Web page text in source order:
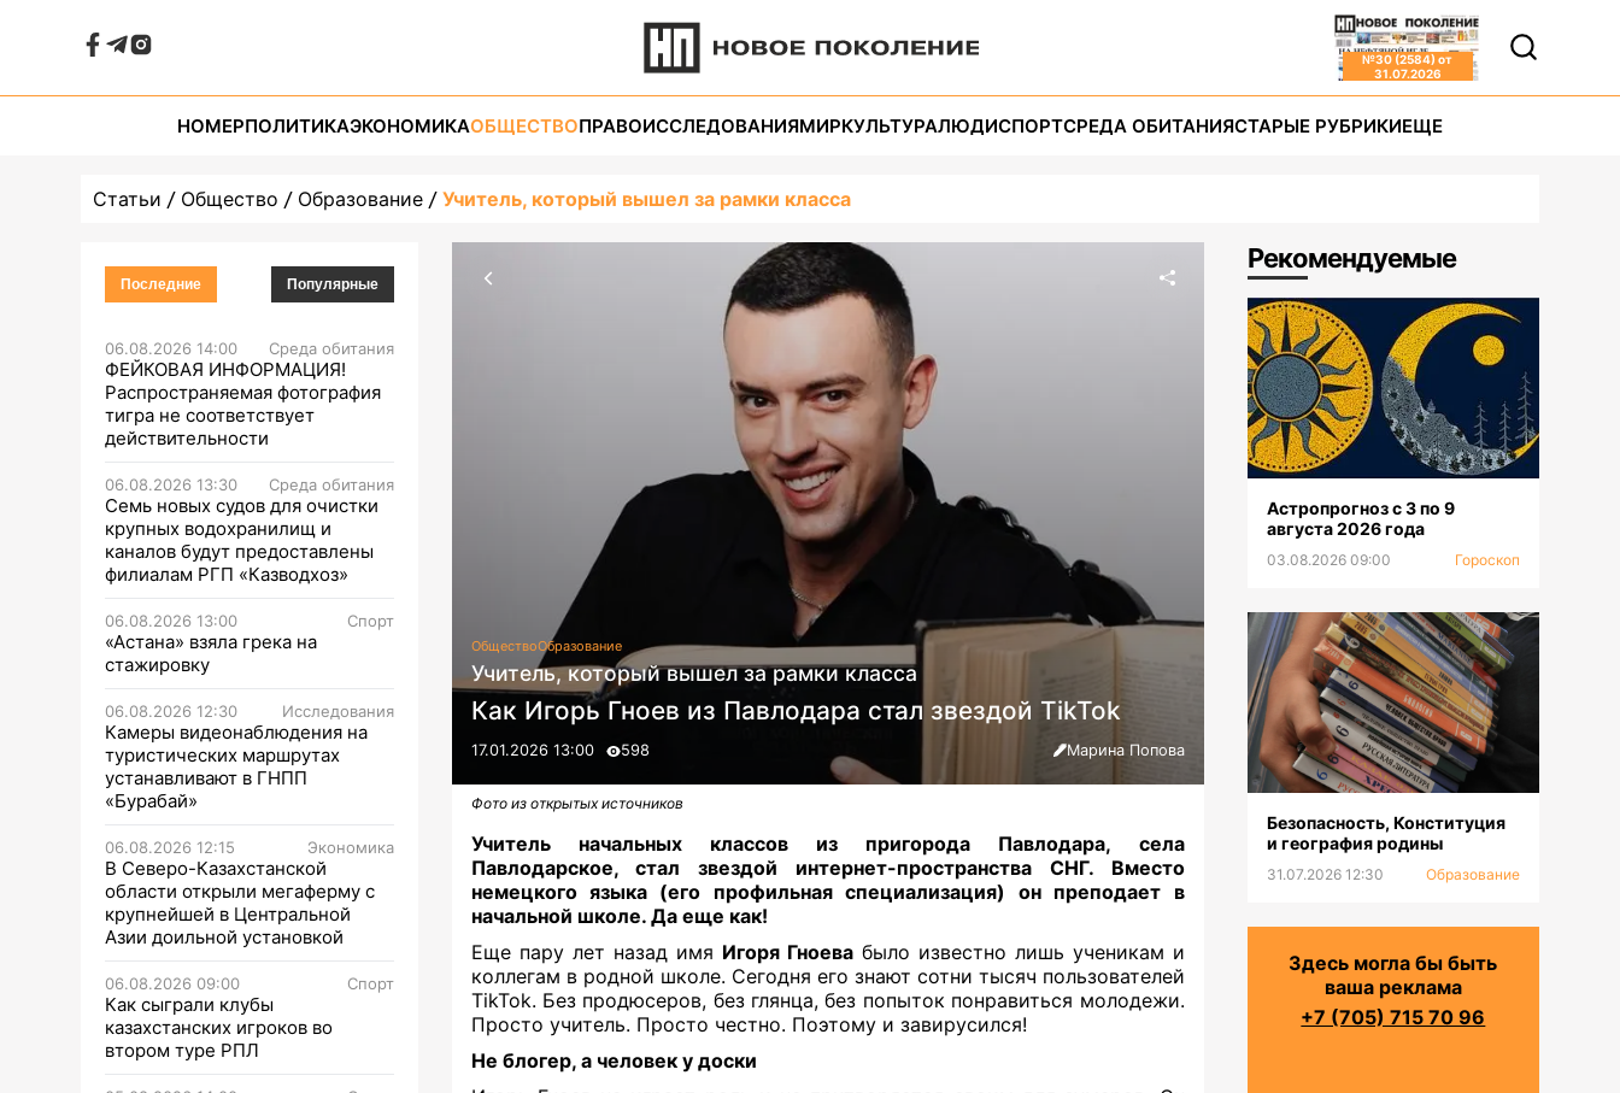
№30 (2584) от
31.07.2026
НОМЕРПОЛИТИКАЭКОНОМИКАОБЩЕСТВОПРАВОИССЛЕДОВАНИЯМИРКУЛЬТУРАЛЮДИСПОРТСРЕДА ОБИТАНИЯСТАРЫЕ РУБРИКИЕЩЕ
Статьи Общество Образование Учитель, который вышел за рамки класса
Последние Популярные
06.08.2026 14:00 Среда обитания
ФЕЙКОВАЯ ИНФОРМАЦИЯ!
Распространяемая фотография
тигра не соответствует
действительности
06.08.2026 13:30 Среда обитания
Семь новых судов для очистки
крупных водохранилищ и
каналов будут предоставлены
филиалам РГП «Казводхоз»
06.08.2026 13:00 Спорт
«Астана» взяла грека на
стажировку
06.08.2026 12:30 Исследования
Камеры видеонаблюдения на
туристических маршрутах
устанавливают в ГНПП
«Бурабай»
06.08.2026 12:15 Экономика
В Северо-Казахстанской
области открыли мегаферму с
крупнейшей в Центральной
Азии доильной установкой
06.08.2026 09:00 Спорт
Как сыграли клубы
казахстанских игроков во
втором туре РПЛ
ОбществоОбразование
Учитель, который вышел за рамки класса
Как Игорь Гноев из Павлодара стал звездой TikTok
17.01.2026 13:00 598 Марина Попова
Фото из открытых источников
Учитель начальных классов из пригорода Павлодара, села
Павлодарское, стал звездой интернет-пространства СНГ. Вместо
немецкого языка (его профильная специализация) он преподает в
начальной школе. Да еще как!
Еще пару лет назад имя Игоря Гноевабыло известно лишь ученикам и
коллегам в родной школе. Сегодня его знают сотни тысяч пользователей
TikTok. Без продюсеров, без глянца, без попыток понравиться молодежи.
Просто учитель. Просто честно. Поэтому и завирусился!
Не блогер, а человек у доски
Рекомендуемые
Астропрогноз с 3 по 9
августа 2026 года
03.08.2026 09:00 Гороскоп
Безопасность, Конституция
и география родины
31.07.2026 12:30 Образование
Здесь могла бы быть
ваша реклама
+7 (705) 715 70 96